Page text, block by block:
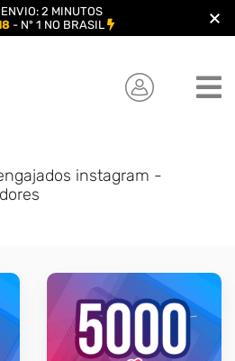
instagram -
2 MINUTOS
- Nº 1 NO BRASIL